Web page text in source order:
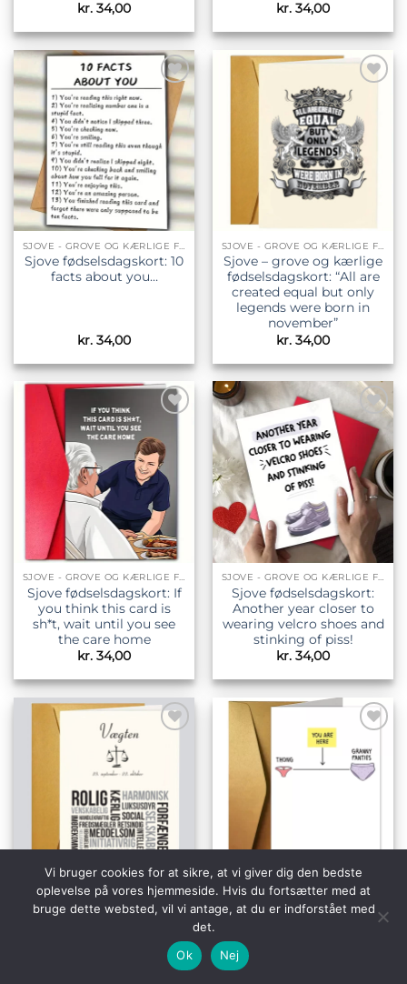
kr. 34,00
kr. 34,00
Tilføj til
ønskeliste
SJOVE - GROVE OG KÆRLIGE FØDSELSDAGSKORT
Sjove fødselsdagskort: 10
facts about you…
kr. 34,00
Tilføj til
ønskeliste
SJOVE - GROVE OG KÆRLIGE FØDSELSDAGSKORT
Sjove – grove og kærlige
fødselsdagskort: “All are
created equal but only
legends were born in
november”
kr. 34,00
Tilføj til
ønskeliste
SJOVE - GROVE OG KÆRLIGE FØDSELSDAGSKORT
Sjove fødselsdagskort: If
you think this card is
sh*t, wait until you see
the care home
kr. 34,00
Tilføj til
ønskeliste
SJOVE - GROVE OG KÆRLIGE FØDSELSDAGSKORT
Sjove fødselsdagskort:
Another year closer to
wearing velcro shoes and
stinking of piss!
kr. 34,00
SJOVE - GROVE OG KÆRLIGE FØDSELSDAGSKORT
Sjove – grove og kærlige
“Stjernetegn tekstcollage
ønskeliste
Sjove fødselsdagskort:
Vi bruger cookies for at sikre, at vi giver dig den bedste
oplevelse på vores hjemmeside. Hvis du fortsætter med at
bruge dette websted, vil vi antage, at du er indforstået med
det.
Ok
Nej